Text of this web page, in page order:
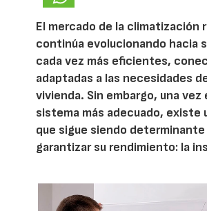
El mercado de la climatización
continúa evolucionando hacia
cada vez más eficientes,
adaptadas a las necesidades
vivienda. Sin embargo, una vez
sistema más adecuado, existe
que sigue siendo determinante
garantizar su rendimiento: la